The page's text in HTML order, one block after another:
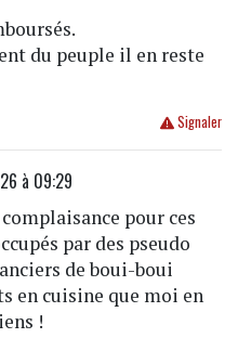
du peuple il en reste
Signaler
à 09:29
pour ces
par des pseudo
de boui-boui
en cuisine que moi en
!